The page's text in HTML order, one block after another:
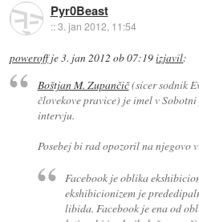
Pyr0Beast
::3. jan 2012, 11:54
poweroffje3. jan 2012 ob 07:19izjavil:
Boštjan M. Zupančič(sicer sodnik
človekove pravice) je imel v
intervju.
Posebej bi rad opozoril na njegovo
Facebook je oblika
ekshibicionizem je
libida. Facebook je ena od